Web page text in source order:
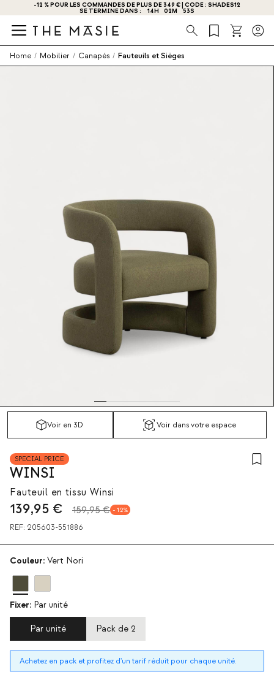
-12 % POUR LES COMMANDES DE PLUS DE 349 € | CODE : SHADES12
SE TERMINE DANS : 14H 02M 53S
Recherche
Home / Mobilier / Canapés / Fauteuils et Sièges
Voir en 3D Voir dans votre espace
SPECIAL PRICE
WINSI
Fauteuil en tissu Winsi
139,95 € 159,95 € 12
REF: 205603-551886
Couleur: Vert Nori
Fixer: Par unité
Par unité Pack de 2
Achetez en pack et profitez d'un tarif réduit pour chaque unité.